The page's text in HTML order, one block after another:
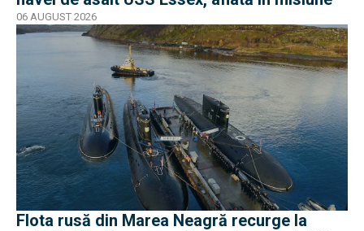
06 AUGUST 2026
Flota rusă din Marea Neagră recurge la